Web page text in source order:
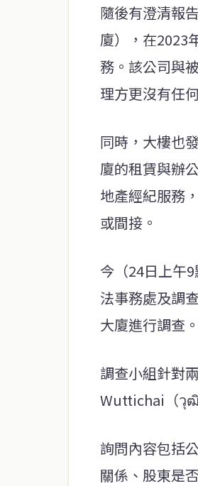
隨後有澄清報
廈），在2023
務。該公司與
理方更沒有任
同時，大樓也
廈的租賃與辦
地產經紀服務
或間接。
今（24日上午
法事務處及調
大廈進行調查。
調查小組針對
Wuttichai（วุ
詢問內容包括
關係、股東是